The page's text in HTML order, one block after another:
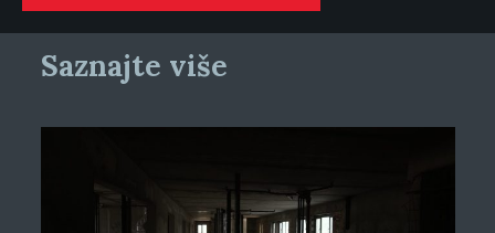
Saznajte više